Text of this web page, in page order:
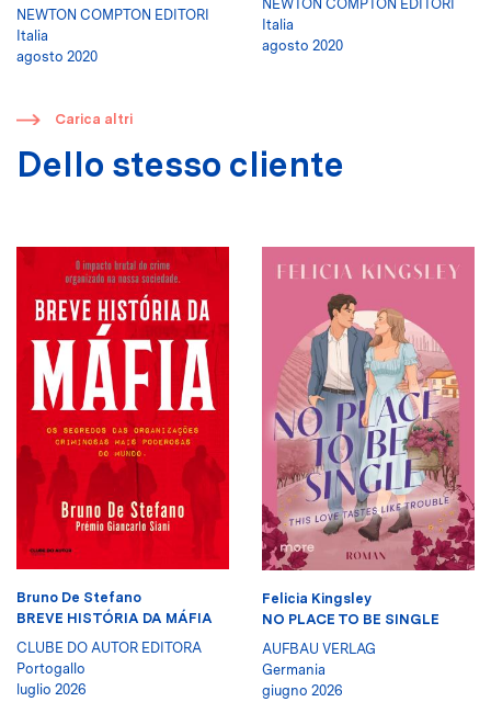
NEWTON COMPTON EDITORI
Italia
agosto 2020
NEWTON COMPTON EDITORI
Italia
agosto 2020
​ Carica altri
Dello stesso cliente
Bruno De Stefano
BREVE HISTÓRIA DA MÁFIA
CLUBE DO AUTOR EDITORA
Portogallo
luglio 2026
Felicia Kingsley
NO PLACE TO BE SINGLE
AUFBAU VERLAG
Germania
giugno 2026